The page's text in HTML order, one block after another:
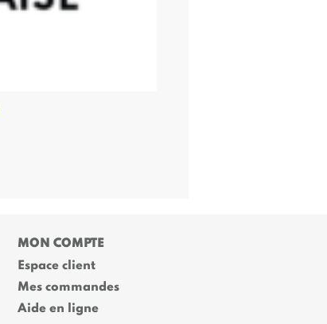
MON COMPTE
Espace client
Mes commandes
Aide en ligne